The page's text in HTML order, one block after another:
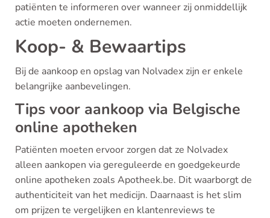
patiënten te informeren over wanneer zij onmiddellijk
actie moeten ondernemen.
Koop- & Bewaartips
Bij de aankoop en opslag van Nolvadex zijn er enkele
belangrijke aanbevelingen.
Tips voor aankoop via Belgische
online apotheken
Patiënten moeten ervoor zorgen dat ze Nolvadex
alleen aankopen via gereguleerde en goedgekeurde
online apotheken zoals Apotheek.be. Dit waarborgt de
authenticiteit van het medicijn. Daarnaast is het slim
om prijzen te vergelijken en klantenreviews te